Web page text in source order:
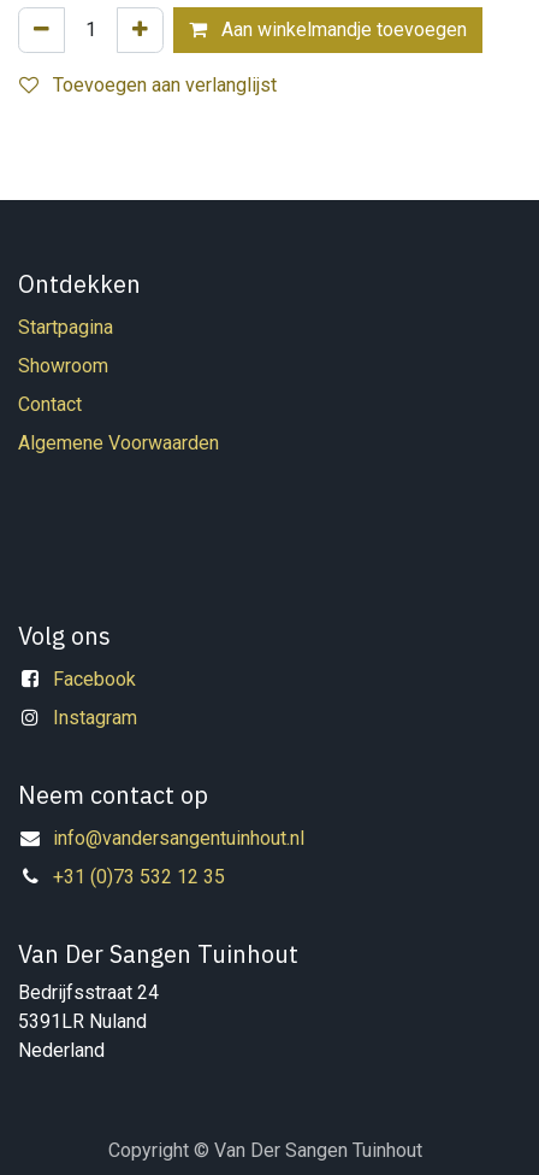
Aan winkelmandje toevoegen
Toevoegen aan verlanglijst
Ontdekken
Startpagina
Showroom
Contact
Algemene Voorwaarden
Volg ons
Facebook
Instagram
Neem contact op
info@vandersangentuinhout.nl
+31 (0)73 532 12 35
Van Der Sangen Tuinhout
Bedrijfsstraat 24
5391LR Nuland
Nederland
Copyright © Van Der Sangen Tuinhout